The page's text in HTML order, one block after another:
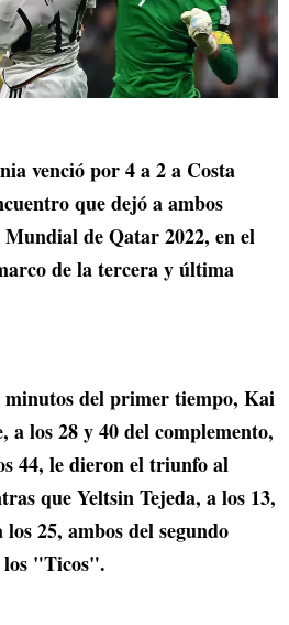
venció por 4 a 2 a Costa
que dejó a ambos
de Qatar 2022, en el
de la tercera y última
minutos del primer tiempo, Kai
a los 28 y 40 del complemento,
44, le dieron el triunfo al
que Yeltsin Tejeda, a los 13,
25, ambos del segundo
"Ticos".